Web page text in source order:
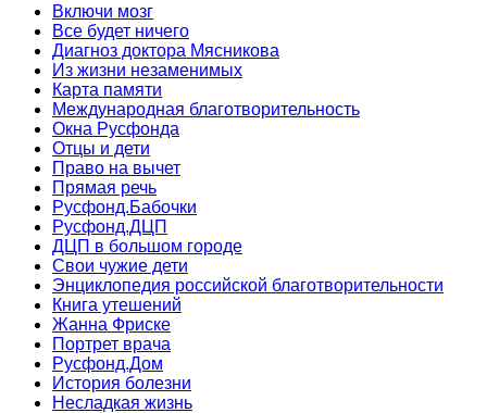
Включи мозг
Все будет ничего
Диагноз доктора Мясникова
Из жизни незаменимых
Карта памяти
Международная благотворительность
Окна Русфонда
Отцы и дети
Право на вычет
Прямая речь
Русфонд.Бабочки
Русфонд.ДЦП
ДЦП в большом городе
Свои чужие дети
Энциклопедия российской благотворительности
Книга утешений
Жанна Фриске
Портрет врача
Русфонд.Дом
История болезни
Несладкая жизнь